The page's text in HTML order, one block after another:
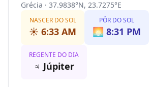
Grécia · 37.9838°N, 23.7275°E
NASCER DO SOL
☀️ 6:33 AM
PÔR DO SOL
🌅 8:31 PM
REGENTE DO DIA
♃ Júpiter